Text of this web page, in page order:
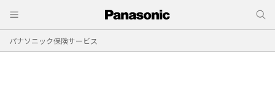
パナソニック保険サービス